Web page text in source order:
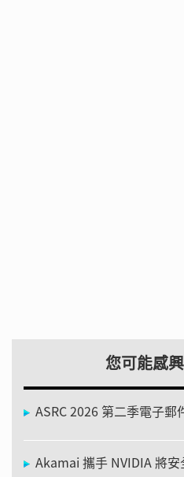
您可能感
ASRC 2026 第二季電子郵
Akamai 攜手 NVIDIA 將